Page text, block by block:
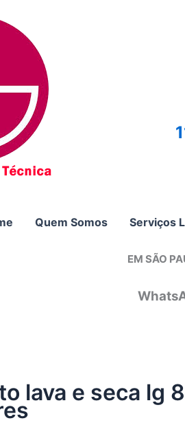
Quem Somos Serviços
EM SÃO
lava e seca lg